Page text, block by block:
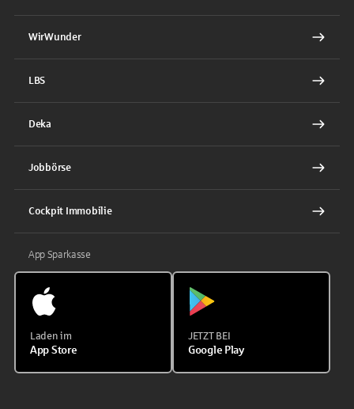
WirWunder
LBS
Deka
Jobbörse
Cockpit Immobilie
App Sparkasse
Laden im
App Store
JETZT BEI
Google Play